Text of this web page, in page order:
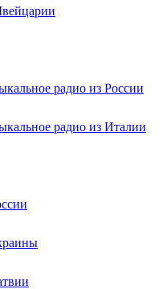
радио из России
радио из Италии